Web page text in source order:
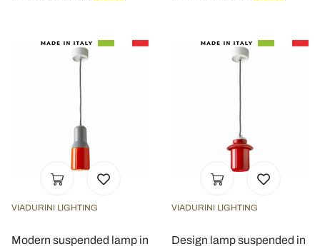
VIADURINI LIGHTING
Modern suspended lamp in
VIADURINI LIGHTING
Design lamp suspended in